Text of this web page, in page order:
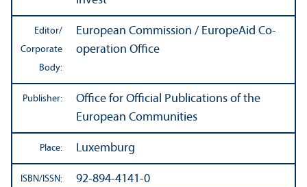
Editor/
Corporate
Body:
European Commission / EuropeAid Co-
operation Office
Publisher:
Office for Official Publications of the
European Communities
Place: Luxemburg
ISBN/ISSN: 92-894-4141-0